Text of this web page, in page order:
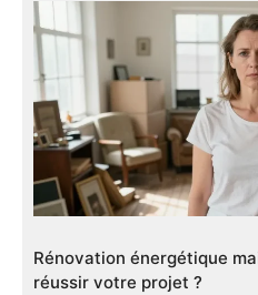
Rénovation énergétique
réussir votre projet ?